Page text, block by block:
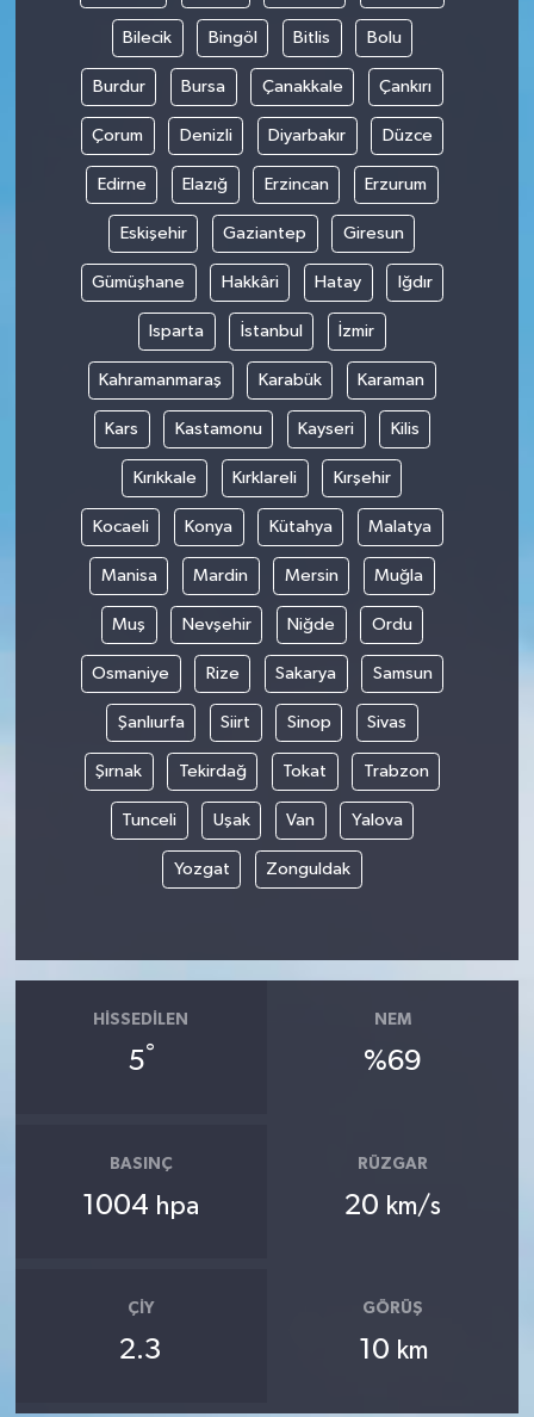
Bilecik Bingöl Bitlis Bolu
Burdur Bursa Çanakkale Çankırı
Çorum Denizli Diyarbakır Düzce
Edirne Elazığ Erzincan Erzurum
Eskişehir Gaziantep Giresun
Gümüşhane Hakkâri Hatay Iğdır
Isparta İstanbul İzmir
Kahramanmaraş Karabük Karaman
Kars Kastamonu Kayseri Kilis
Kırıkkale Kırklareli Kırşehir
Kocaeli Konya Kütahya Malatya
Manisa Mardin Mersin Muğla
Muş Nevşehir Niğde Ordu
Osmaniye Rize Sakarya Samsun
Şanlıurfa Siirt Sinop Sivas
Şırnak Tekirdağ Tokat Trabzon
Tunceli Uşak Van Yalova
Yozgat Zonguldak
HISSEDILEN
5°
NEM
%69
BASINÇ
1004 hpa
RÜZGAR
20 km/s
ÇIY
2.3
GÖRÜŞ
10 km